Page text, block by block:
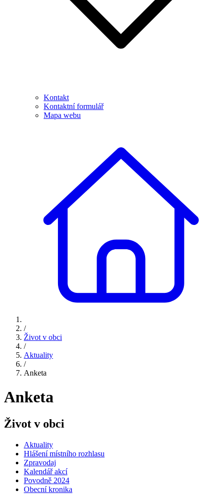
Kontakt
Kontaktní formulář
Mapa webu
/
Život v obci
/
Aktuality
/
Anketa
Anketa
Život v obci
Aktuality
Hlášení místního rozhlasu
Zpravodaj
Kalendář akcí
Povodně 2024
Obecní kronika